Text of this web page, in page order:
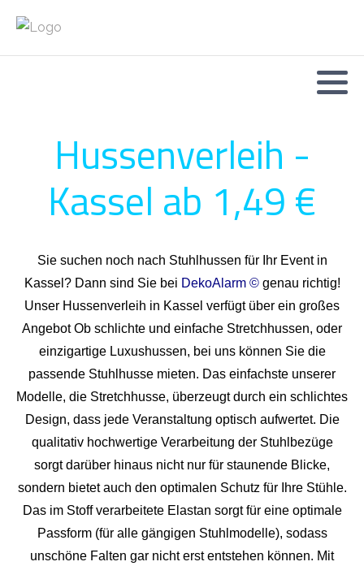
Hussenverleih -
Kassel ab 1,49 €
Sie suchen noch nach Stuhlhussen für Ihr Event in
Kassel? Dann sind Sie bei DekoAlarm ©genau richtig!
Unser Hussenverleih in Kassel verfügt über ein großes
Angebot Ob schlichte und einfache Stretchhussen, oder
einzigartige Luxushussen, bei uns können Sie die
passende Stuhlhusse mieten. Das einfachste unserer
Modelle, die Stretchhusse, überzeugt durch ein schlichtes
Design, dass jede Veranstaltung optisch aufwertet. Die
qualitativ hochwertige Verarbeitung der Stuhlbezüge
sorgt darüber hinaus nicht nur für staunende Blicke,
sondern bietet auch den optimalen Schutz für Ihre Stühle.
Das im Stoff verarbeitete Elastan sorgt für eine optimale
Passform (für alle gängigen Stuhlmodelle), sodass
unschöne Falten gar nicht erst entstehen können. Mit